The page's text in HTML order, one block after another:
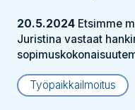
20.5.2024 Etsimme
Juristina vastaat
Työpaikkailmoitus